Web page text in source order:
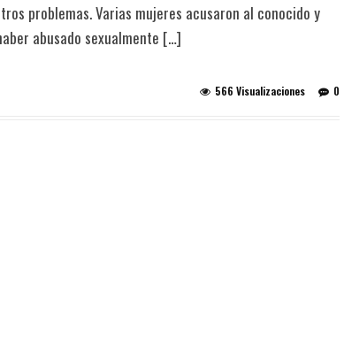
problemas. Varias mujeres acusaron al conocido y
abusado sexualmente […]
0
566 Visualizaciones